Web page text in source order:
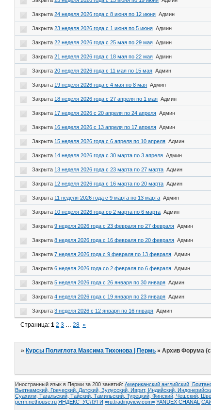
Закрыта24 неделя 2026 года с 8 июня по 12 июня Админ
Закрыта23 неделя 2026 года с 1 июня по 5 июня Админ
Закрыта22 неделя 2026 года с 25 мая по 29 мая Админ
Закрыта21 неделя 2026 года с 18 мая по 22 мая Админ
Закрыта20 неделя 2026 года с 11 мая по 15 мая Админ
Закрыта 19 неделя 2026 года с 4 мая по 8 мая Админ
Закрыта 18 неделя 2026 года с 27 апреля по 1 мая Админ
Закрыта 17 неделя 2026 с 20 апреля по 24 апреля Админ
Закрыта 16 неделя 2026 с 13 апреля по 17 апреля Админ
Закрыта 15 неделя 2026 года с 6 апреля по 10 апреля Админ
Закрыта 14 неделя 2026 года с 30 марта по 3 апреля Админ
Закрыта 13 неделя 2026 года с 23 марта по 27 марта Админ
Закрыта 12 неделя 2026 года с 16 марта по 20 марта Админ
Закрыта 11 неделя 2026 года с 9 марта по 13 марта Админ
Закрыта 10 неделя 2026 года со 2 марта по 6 марта Админ
Закрыта9 неделя 2026 года с 23 февраля по 27 февраля Админ
Закрыта8 неделя 2026 года с 16 февраля по 20 февраля Админ
Закрыта7 неделя 2026 года с 9 февраля по 13 февраля Админ
Закрыта6 неделя 2026 года со 2 февраля по 6 февраля Админ
Закрыта5 неделя 2026 года с 26 января по 30 января Админ
Закрыта4 неделя 2026 года с 19 января по 23 января Админ
Закрыта3 неделя 2026 с 12 января по 16 января Админ
Страница:1 2 3 … 28 »
»Курсы Полиглота Максима Тихонова | Пермь »Архив Форума (с
Иностранный язык в Перми за 200 занятий: Американский английский,
Вьетнамский, Греческий, Датский, Зулусский, Иврит, Индийский,
Суахили, Тагальский, Тайский, Тамильский, Турецкий, Финский, Чешский,
perm.nethouse.ru ЯНДЕКС_УСЛУГИ =ru.tradingview.com= YANDEX CHANAL